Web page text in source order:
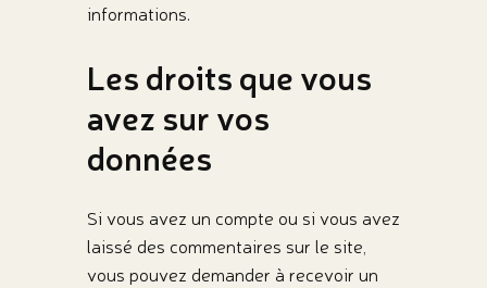
informations.
Les droits que vous
avez sur vos
données
Si vous avez un compte ou si vous avez
laissé des commentaires sur le site,
vous pouvez demander à recevoir un